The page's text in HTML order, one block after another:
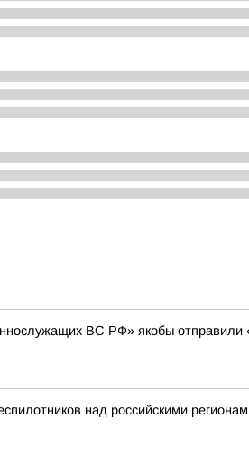
ВС РФ» якобы отправили
над российскими